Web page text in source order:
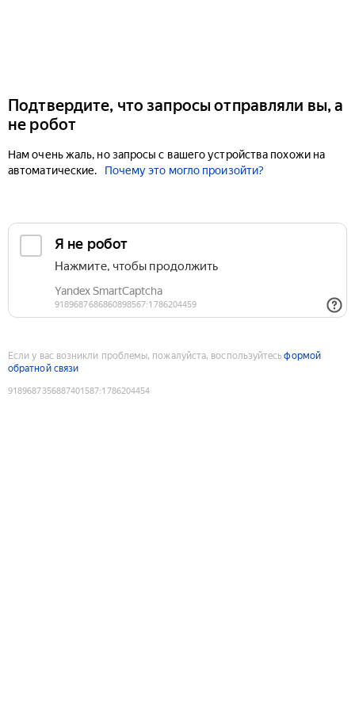
Подтвердите, что запросы отправляли вы, а
не робот
Нам очень жаль, но запросы с вашего устройства похожи на
автоматические.
Почему это могло произойти?
Если у вас возникли проблемы, пожалуйста, воспользуйтесьформой
обратной связи
9189687356887401587:1786204454